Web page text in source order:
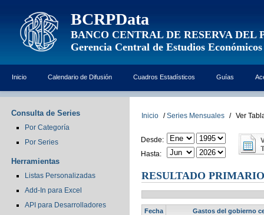
BCRPData
BANCO CENTRAL DE RESERVA DEL
Gerencia Central de Estudios Económicos
Inicio Calendario de Difusión Cuadros Estadísticos Guías
Consulta de Series
Por Categoría
Por Series
Herramientas
Listas Personalizadas
Add-In para Excel
API para Desarrolladores
Inicio / Series Mensuales / Ver
Desde:
Hasta:
RESULTADO
Fecha
Gastos del gobierno